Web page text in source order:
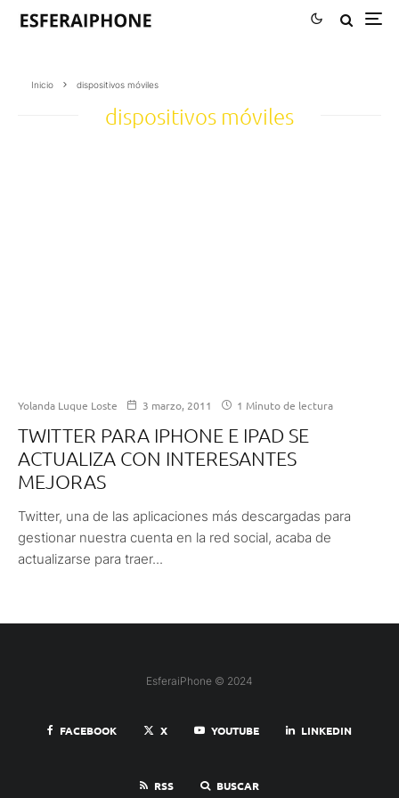
Inicio dispositivos móviles
dispositivos móviles
Yolanda Luque Loste 3 marzo, 2011 1 Minuto de lectura
TWITTER PARA IPHONE E IPAD SE
ACTUALIZA CON INTERESANTES
MEJORAS
Twitter, una de las aplicaciones más descargadas para
gestionar nuestra cuenta en la red social, acaba de
actualizarse para traer...
EsferaiPhone © 2024
FACEBOOK X YOUTUBE LINKEDIN
RSS BUSCAR